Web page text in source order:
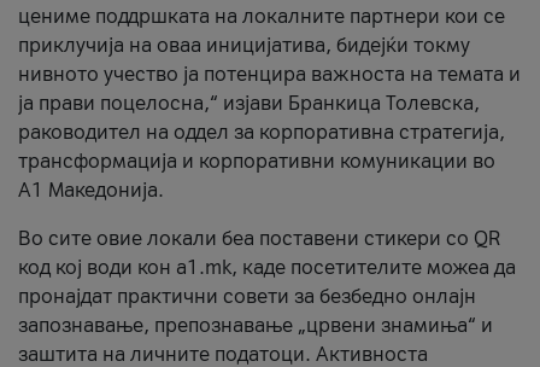
цениме поддршката на локалните партнери кои се
приклучија на оваа иницијатива, бидејќи токму
нивното учество ја потенцира важноста на темата и
ја прави поцелосна,“ изјави Бранкица Толевска,
раководител на оддел за корпоративна стратегија,
трансформација и корпоративни комуникации во
А1 Македонија.
Во сите овие локали беа поставени стикери со QR
код кој води кон a1.mk, каде посетителите можеа да
пронајдат практични совети за безбедно онлајн
запознавање, препознавање „црвени знамиња“ и
заштита на личните податоци. Активноста